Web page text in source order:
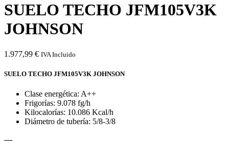
SUELO TECHO JFM105V3K
JOHNSON
1.977,99 € IVA Incluido
SUELO TECHO JFM105V3K JOHNSON
Clase energética: A++
Frigorías: 9.078 fg/h
Kilocalorías: 10.086 Kcal/h
Diámetro de tubería: 5/8-3/8